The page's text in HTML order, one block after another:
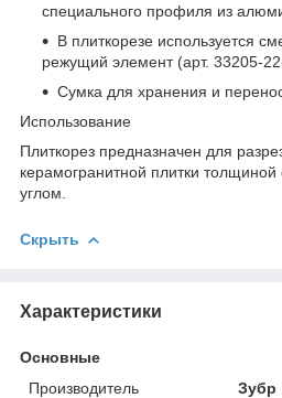
специального профиля из
В плиткорезе используется
режущий элемент (арт. 33205-
Сумка для хранения и
Использование
Плиткорез предназначен для
керамогранитной плитки
углом.
Скрыть
Характеристики
Основные
Производитель
Зубр